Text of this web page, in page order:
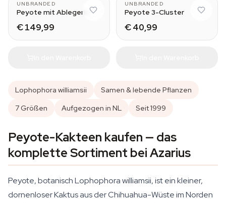
UNBRANDED
Peyote mit Ablegern
€ 149,99
UNBRANDED
Peyote 3-Cluster
€ 40,99
Lophophora williamsii
Samen & lebende Pflanzen
7 Größen
Aufgezogen in NL Seit 1999
Peyote-Kakteen kaufen — das
komplette Sortiment bei Azarius
Peyote, botanisch Lophophora williamsii, ist ein kleiner,
dornenloser Kaktus aus der Chihuahua-Wüste im Norden